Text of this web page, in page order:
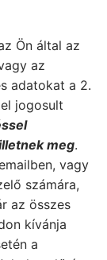
Ön által az
az
adatokat a 2.
jogosult
meg.
vagy
számára,
az összes
kívánja
a